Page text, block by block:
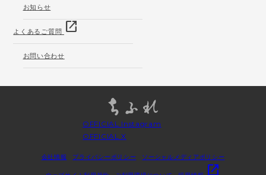
お知らせ
よくあるご質問 open_in_new
お問い合わせ
OFFICIAL Instagram
OFFICIAL X
会社情報 プライバシーポリシー ソーシャルメディアポリシー
open_in_new